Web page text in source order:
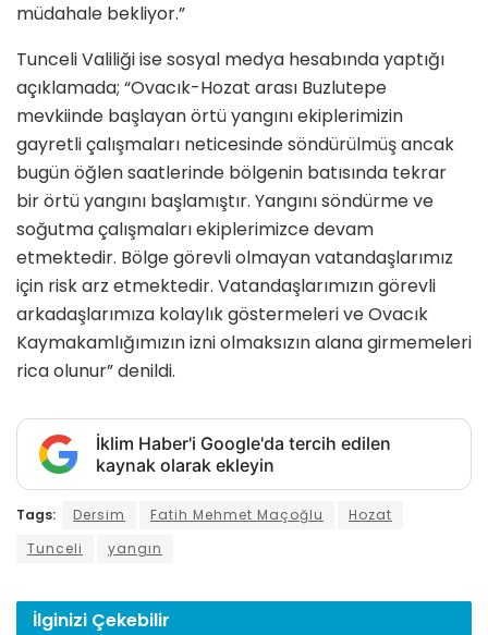
müdahale bekliyor.”
Tunceli Valiliği ise sosyal medya hesabında yaptığı
açıklamada; “Ovacık-Hozat arası Buzlutepe
mevkiinde başlayan örtü yangını ekiplerimizin
gayretli çalışmaları neticesinde söndürülmüş ancak
bugün öğlen saatlerinde bölgenin batısında tekrar
bir örtü yangını başlamıştır. Yangını söndürme ve
soğutma çalışmaları ekiplerimizce devam
etmektedir. Bölge görevli olmayan vatandaşlarımız
için risk arz etmektedir. Vatandaşlarımızın görevli
arkadaşlarımıza kolaylık göstermeleri ve Ovacık
Kaymakamlığımızın izni olmaksızın alana girmemeleri
rica olunur” denildi.
İklim Haber'i Google'da tercih edilen
kaynak olarak ekleyin
Tags: Dersim Fatih Mehmet Maçoğlu
Hozat
Tunceli
yangın
İlginizi Çekebilir